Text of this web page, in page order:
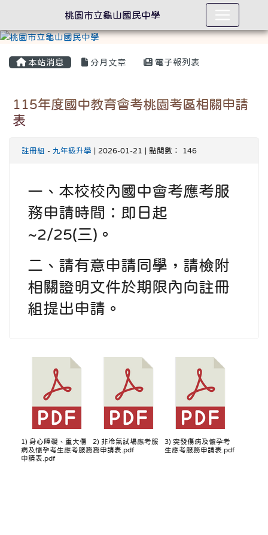
本站消息 分月文章 電子報列表
115年度國中教育會考桃園考區相關申請
表
註冊組 - 九年級升學 | 2026-01-21 | 點閱數： 146
一、本校校內國中會考應考服
務申請時間：即日起
~2/25(三)。
二、請有意申請同學，請檢附
相關證明文件於期限內向註冊
組提出申請。
1) 身心障礙、重大傷
病及懷孕考生應考服務
申請表.pdf
2) 非冷氣試場應考服
務申請表.pdf
3) 突發傷病及懷孕考
生應考服務申請表.pdf
桃園市立龜山國民中學